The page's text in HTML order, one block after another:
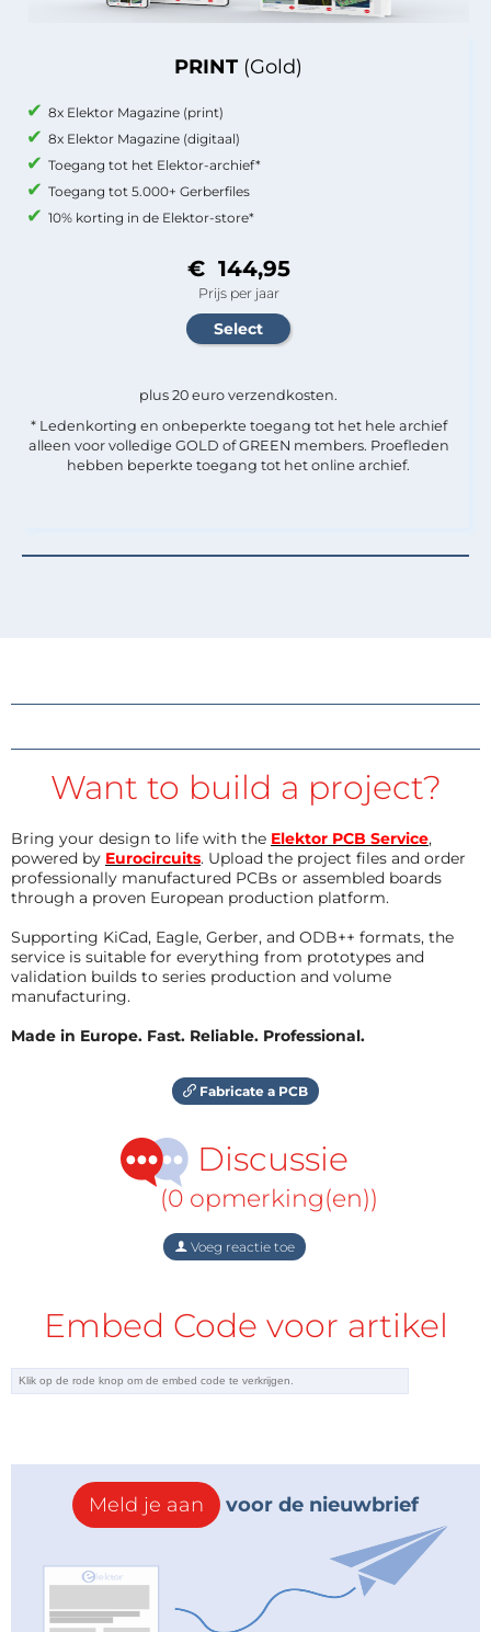
PRINT (Gold)
8x Elektor Magazine (print)
8x Elektor Magazine (digitaal)
Toegang tot het Elektor-archief*
Toegang tot 5.000+ Gerberfiles
10% korting in de Elektor-store*
€ 144,95
Prijs per jaar
plus 20 euro verzendkosten.
* Ledenkorting en onbeperkte toegang tot het hele archief
alleen voor volledige GOLD of GREEN members. Proefleden
hebben beperkte toegang tot het online archief.
Want to build a project?
Bring your design to life with the Elektor PCB Service,
powered by Eurocircuits. Upload the project files and order
professionally manufactured PCBs or assembled boards
through a proven European production platform.
Supporting KiCad, Eagle, Gerber, and ODB++ formats, the
service is suitable for everything from prototypes and
validation builds to series production and volume
manufacturing.
Made in Europe. Fast. Reliable. Professional.
Fabricate a PCB
Discussie
(0 opmerking(en))
Voeg reactie toe
Embed Code voor artikel
Meld je aan voor de nieuwbrief